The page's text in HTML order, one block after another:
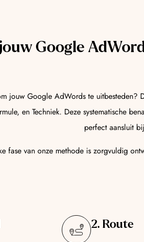
Google
jouw Google AdWords te uitbesteden?
en Techniek. Deze systematische
perfect aansluit
fase van onze methode is zorgvuldig
2. Route